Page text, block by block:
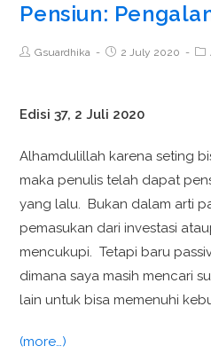
Pensiun:
Gsuardhika 2 July 2020
Edisi 37, 2 Juli 2020
Alhamdulillah karena seting
maka penulis telah dapat
yang lalu. Bukan dalam arti
pemasukan dari investasi
mencukupi. Tetapi baru
dimana saya masih mencari
lain untuk bisa memenuhi
(more…)